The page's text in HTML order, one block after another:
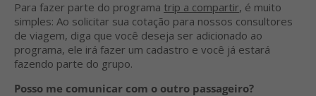
Para fazer parte do programa trip a compartir, é muito
simples: Ao solicitar sua cotação para nossos consultores
de viagem, diga que você deseja ser adicionado ao
programa, ele irá fazer um cadastro e você já estará
fazendo parte do grupo.
Posso me comunicar com o outro passageiro?